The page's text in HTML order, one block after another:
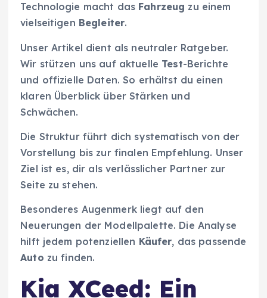
Technologie macht das Fahrzeug zu einem
vielseitigen Begleiter.
Unser Artikel dient als neutraler Ratgeber.
Wir stützen uns auf aktuelle Test-Berichte
und offizielle Daten. So erhältst du einen
klaren Überblick über Stärken und
Schwächen.
Die Struktur führt dich systematisch von der
Vorstellung bis zur finalen Empfehlung. Unser
Ziel ist es, dir als verlässlicher Partner zur
Seite zu stehen.
Besonderes Augenmerk liegt auf den
Neuerungen der Modellpalette. Die Analyse
hilft jedem potenziellen Käufer, das passende
Auto zu finden.
Kia XCeed: Ein